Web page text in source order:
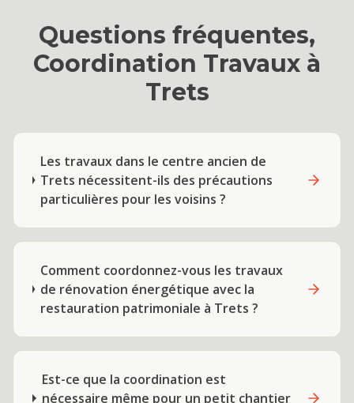
Questions fréquentes,
Coordination Travaux à
Trets
Les travaux dans le centre ancien de
Trets nécessitent-ils des précautions
particulières pour les voisins ?
Comment coordonnez-vous les travaux
de rénovation énergétique avec la
restauration patrimoniale à Trets ?
Est-ce que la coordination est
nécessaire même pour un petit chantier